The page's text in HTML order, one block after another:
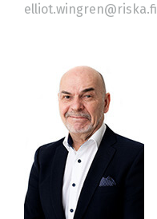
elliot.wingren@riska.fi